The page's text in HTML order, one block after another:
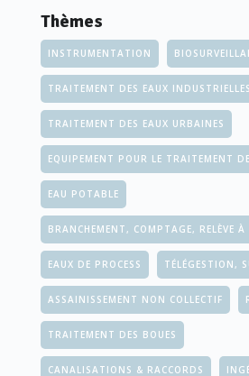
Thèmes
INSTRUMENTATION
TRAITEMENT DES EAUX INDUSTRIELLES
TRAITEMENT DES EAUX URBAINES
EQUIPEMENT POUR LE TRAITEMENT
EAU POTABLE
BRANCHEMENT, COMPTAGE, RELÈVE
EAUX DE PROCESS TÉLÉGESTION,
ASSAINISSEMENT NON COLLECTIF
TRAITEMENT DES BOUES
CANALISATIONS & RACCORDS